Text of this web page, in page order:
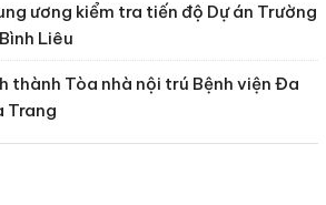
ương kiểm tra tiến độ Dự án Trường
Liêu
thành Tòa nhà nội trú Bệnh viện Đa
Trang